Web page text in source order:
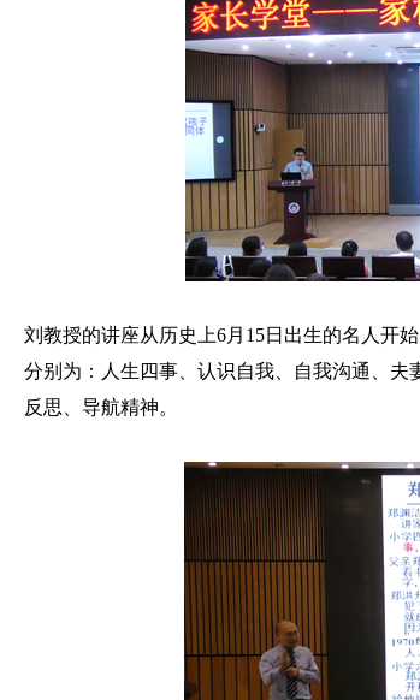
刘教授的讲座从历史上6月15日出生的名人开
分别为：人生四事、认识自我、自我沟通、
反思、导航精神。